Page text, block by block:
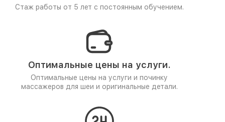
Стаж работы от 5 лет с постоянным обучением.
Оптимальные цены на услуги.
Оптимальные цены на услуги и починку
массажеров для шеи и оригинальные детали.